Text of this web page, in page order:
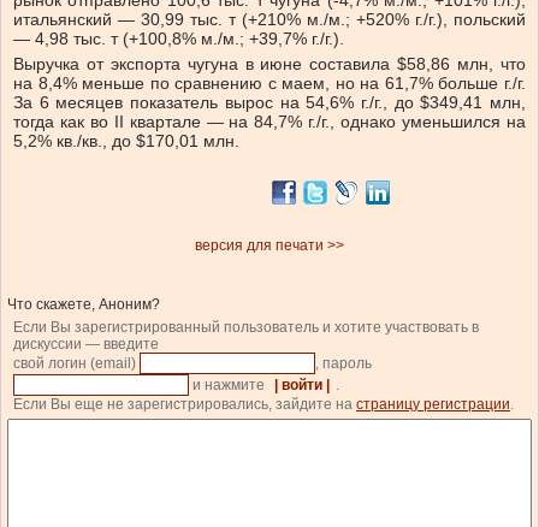
итальянский — 30,99 тыс. т (+210% м./м.; +520% г./г.), польский
— 4,98 тыс. т (+100,8% м./м.; +39,7% г./г.).
Выручка от экспорта чугуна в июне составила $58,86 млн, что
на 8,4% меньше по сравнению с маем, но на 61,7% больше г./г.
За 6 месяцев показатель вырос на 54,6% г./г., до $349,41 млн,
тогда как во II квартале — на 84,7% г./г., однако уменьшился на
5,2% кв./кв., до $170,01 млн.
версия для печати >>
Что скажете, Аноним?
Если Вы зарегистрированный пользователь и хотите участвовать в
дискуссии — введите
свой логин (email)
, пароль
и нажмите
| войти |
.
Если Вы еще не зарегистрировались, зайдите на страницу регистрации.